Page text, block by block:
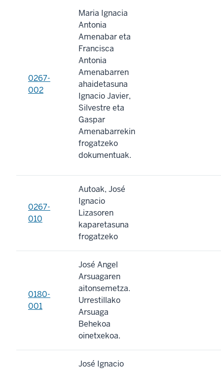
0267-
002
Maria Ignacia
Antonia
Amenabar eta
Francisca
Antonia
Amenabarren
ahaidetasuna
Ignacio Javier,
Silvestre eta
Gaspar
Amenabarrekin
frogatzeko
dokumentuak.
0267-
010
Autoak, José
Ignacio
Lizasoren
kaparetasuna
frogatzeko
0180-
001
José Angel
Arsuagaren
aitonsemetza.
Urrestillako
Arsuaga
Behekoa
oinetxekoa.
José Ignacio